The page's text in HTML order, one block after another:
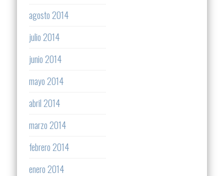
agosto 2014
julio 2014
junio 2014
mayo 2014
abril 2014
marzo 2014
febrero 2014
enero 2014